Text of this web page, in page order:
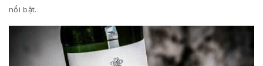
nổi bật.